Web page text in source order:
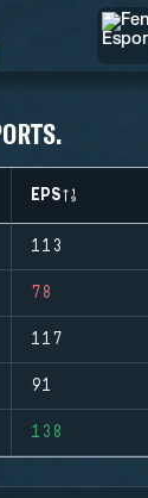
EPS
113
78
117
91
138